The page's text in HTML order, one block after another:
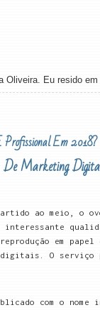
Oliveira. Eu resido
Em 2018?
Marketing
ao meio, o
interessante
reprodução em
digitais. O
com o